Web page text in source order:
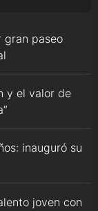
gran paseo
y el valor de
inauguró su
joven con